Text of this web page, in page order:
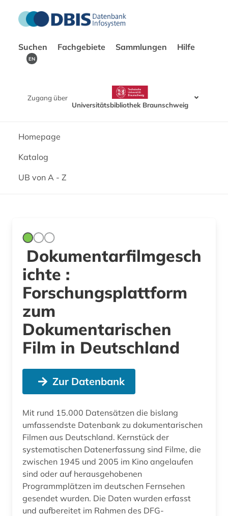
Suchen Fachgebiete Sammlungen Hilfe
EN
Zugang über
Universitätsbibliothek Braunschweig
Homepage
Katalog
UB von A - Z
Dokumentarfilmgesch
ichte :
Forschungsplattform
zum
Dokumentarischen
Film in Deutschland
Zur Datenbank
Mit rund 15.000 Datensätzen die bislang
umfassendste Datenbank zu dokumentarischen
Filmen aus Deutschland. Kernstück der
systematischen Datenerfassung sind Filme, die
zwischen 1945 und 2005 im Kino angelaufen
sind oder auf herausgehobenen
Programmplätzen im deutschen Fernsehen
gesendet wurden. Die Daten wurden erfasst
und aufbereitet im Rahmen des DFG-